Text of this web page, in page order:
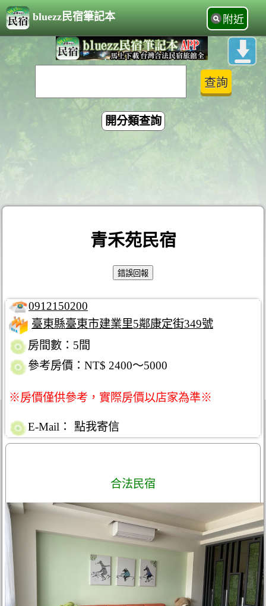
bluezz民宿筆記本 附近
開分類查詢
青禾苑民宿
0912150200
臺東縣臺東市建業里5鄰康定街349號
房間數：5間
參考房價：NT$ 2400～5000
※房價僅供參考，實際房價以店家為準※
E-Mail： 點我寄信
合法民宿